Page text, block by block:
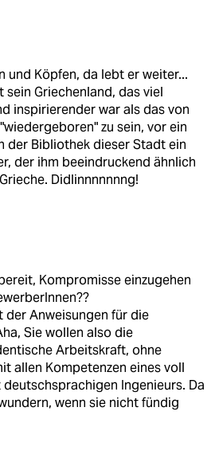
und Köpfen, da lebt er weiter...
Griechenland, das viel
inspirierender war als das von
zu sein, vor ein
der Bibliothek dieser Stadt ein
der ihm beeindruckend ähnlich
Didlinnnnnnng!
Kompromisse einzugehen
Anweisungen für die
Sie wollen also die
Arbeitskraft, ohne
allen Kompetenzen eines voll
Ingenieurs. Da
wenn sie nicht fündig